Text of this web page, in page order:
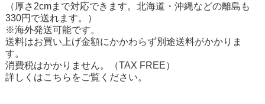
（厚さ2cmまで対応できます。北海道・沖縄などの離島も
330円で送れます。）
※海外発送可能です。
送料はお買い上げ金額にかかわらず別途送料がかかりま
す。
消費税はかかりません。（TAX FREE）
詳しくはこちらをご覧ください。